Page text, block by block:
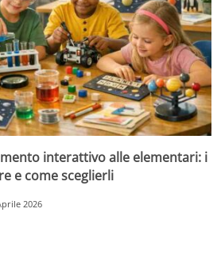
interattivo alle elementari: i
e come sceglierli
2026